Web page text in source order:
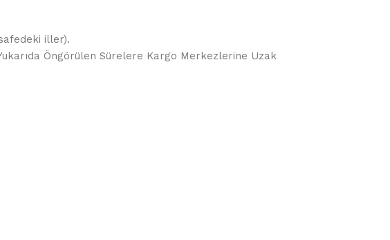
iller).
Öngörülen Sürelere Kargo Merkezlerine Uzak